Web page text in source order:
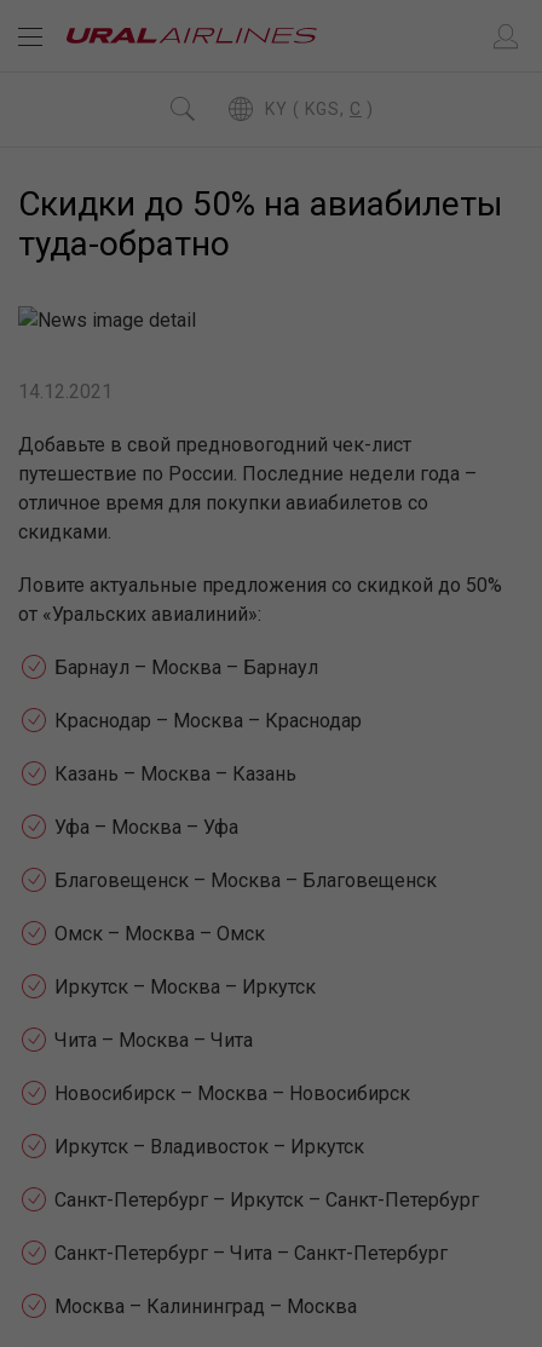
KY ( KGS, C )
Скидки до 50% на авиабилеты
туда-обратно
14.12.2021
Добавьте в свой предновогодний чек-лист
путешествие по России. Последние недели года –
отличное время для покупки авиабилетов со
скидками.
Ловите актуальные предложения со скидкой до 50%
от «Уральских авиалиний»:
Барнаул – Москва – Барнаул
Краснодар – Москва – Краснодар
Казань – Москва – Казань
Уфа – Москва – Уфа
Благовещенск – Москва – Благовещенск
Омск – Москва – Омск
Иркутск – Москва – Иркутск
Чита – Москва – Чита
Новосибирск – Москва – Новосибирск
Иркутск – Владивосток – Иркутск
Санкт-Петербург – Иркутск – Санкт-Петербург
Санкт-Петербург – Чита – Санкт-Петербург
Москва – Калининград – Москва